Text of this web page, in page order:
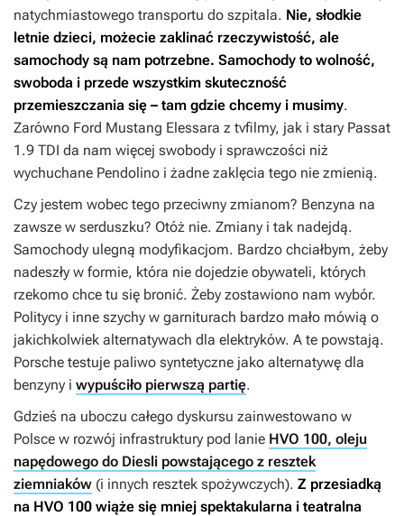
natychmiastowego transportu do szpitala. Nie, słodkie
letnie dzieci, możecie zaklinać rzeczywistość, ale
samochody są nam potrzebne. Samochody to wolność,
swoboda i przede wszystkim skuteczność
przemieszczania się – tam gdzie chcemy i musimy.
Zarówno Ford Mustang Elessara z tvfilmy, jak i stary Passat
1.9 TDI da nam więcej swobody i sprawczości niż
wychuchane Pendolino i żadne zaklęcia tego nie zmienią.
Czy jestem wobec tego przeciwny zmianom? Benzyna na
zawsze w serduszku? Otóż nie. Zmiany i tak nadejdą.
Samochody ulegną modyfikacjom. Bardzo chciałbym, żeby
nadeszły w formie, która nie dojedzie obywateli, których
rzekomo chce tu się bronić. Żeby zostawiono nam wybór.
Politycy i inne szychy w garniturach bardzo mało mówią o
jakichkolwiek alternatywach dla elektryków. A te powstają.
Porsche testuje paliwo syntetyczne jako alternatywę dla
benzyny i wypuściło pierwszą partię.
Gdzieś na uboczu całego dyskursu zainwestowano w
Polsce w rozwój infrastruktury pod lanie HVO 100, oleju
napędowego do Diesli powstającego z resztek
ziemniaków (i innych resztek spożywczych). Z przesiadką
na HVO 100 wiąże się mniej spektakularna i teatralna